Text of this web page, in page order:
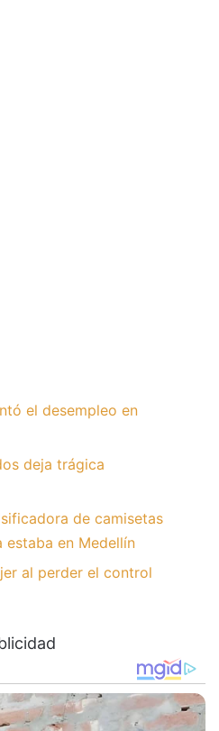
el desempleo en
deja trágica
de camisetas
estaba en Medellín
al perder el control